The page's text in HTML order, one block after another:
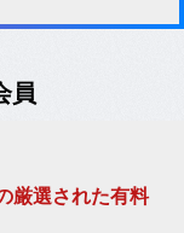
員
厳選された有料